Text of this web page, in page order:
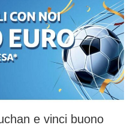
e vinci buono